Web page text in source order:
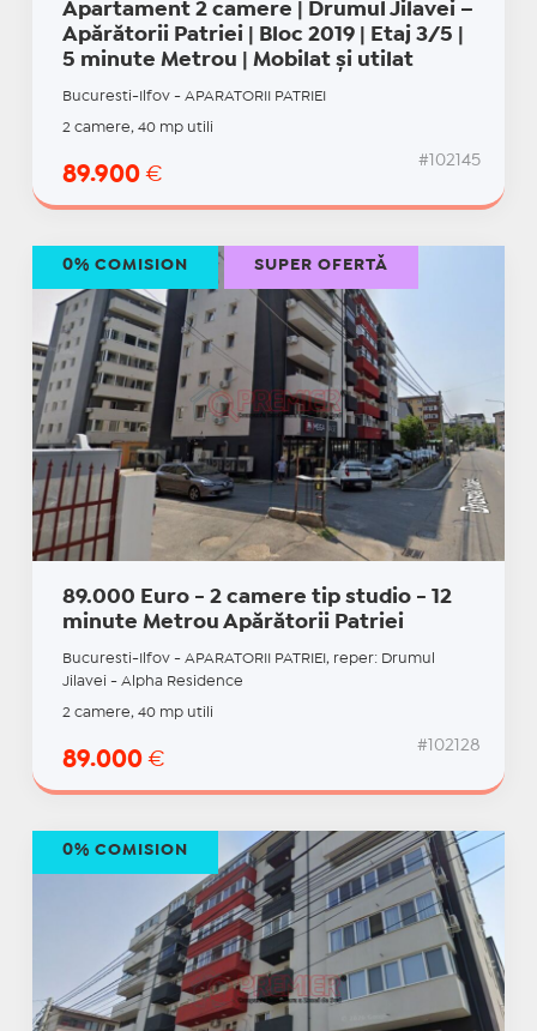
Apartament 2 camere | Drumul Jilavei –
Apărătorii Patriei | Bloc 2019 | Etaj 3/5 |
5 minute Metrou | Mobilat și utilat
Bucuresti-Ilfov - APARATORII PATRIEI
2 camere, 40 mp utili
89.900 €
#102145
89.000 Euro - 2 camere tip studio - 12
minute Metrou Apărătorii Patriei
Bucuresti-Ilfov - APARATORII PATRIEI, reper: Drumul
Jilavei - Alpha Residence
2 camere, 40 mp utili
89.000 €
#102128
0% COMISION SUPER OFERTĂ
0% COMISION